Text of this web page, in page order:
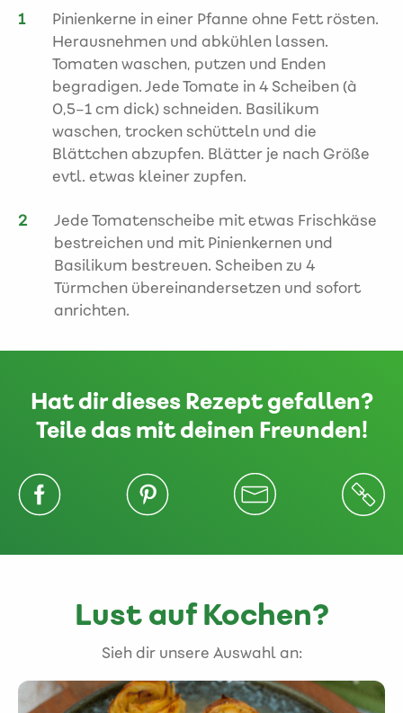
Pinienkerne in einer Pfanne ohne Fett rösten.
Herausnehmen und abkühlen lassen.
Tomaten waschen, putzen und Enden
begradigen. Jede Tomate in 4 Scheiben (à
0,5–1 cm dick) schneiden. Basilikum
waschen, trocken schütteln und die
Blättchen abzupfen. Blätter je nach Größe
evtl. etwas kleiner zupfen.
Jede Tomatenscheibe mit etwas Frischkäse
bestreichen und mit Pinienkernen und
Basilikum bestreuen. Scheiben zu 4
Türmchen übereinandersetzen und sofort
anrichten.
Hat dir dieses Rezept gefallen?
Teile das mit deinen Freunden!
Lust auf Kochen?
Sieh dir unsere Auswahl an: